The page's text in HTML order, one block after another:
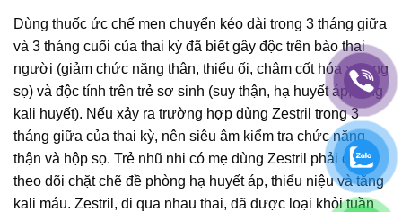
Dùng thuốc ức chế men chuyển kéo dài trong 3 tháng giữa
và 3 tháng cuối của thai kỳ đã biết gây độc trên bào thai
người (giảm chức năng thận, thiểu ối, chậm cốt hóa xương
sọ) và độc tính trên trẻ sơ sinh (suy thận, hạ huyết áp, tăng
kali huyết). Nếu xảy ra trường hợp dùng Zestril trong 3
tháng giữa của thai kỳ, nên siêu âm kiểm tra chức năng
thận và hộp sọ. Trẻ nhũ nhi có mẹ dùng Zestril phải được
theo dõi chặt chẽ đề phòng hạ huyết áp, thiểu niệu và tăng
kali máu. Zestril, đi qua nhau thai, đã được loại khỏi tuần